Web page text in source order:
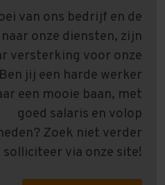
van ons bedrijf en de
onze diensten, zijn
versterking voor onze
jij een harde werker
een mooie baan, met
goed salaris en volop
Zoek niet verder
solliciteer via onze site!